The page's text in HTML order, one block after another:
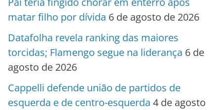
matar filho por dívida 6 de agosto de 2026
Datafolha revela ranking das maiores
torcidas; Flamengo segue na liderança 6 de
agosto de 2026
Cappelli defende união de partidos de
esquerda e de centro-esquerda 4 de agosto